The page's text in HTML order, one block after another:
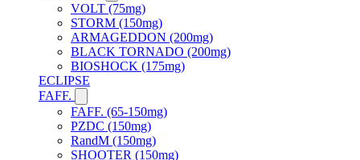
VOLT (75mg)
STORM (150mg)
ARMAGEDDON (200mg)
BLACK TORNADO (200mg)
BIOSHOCK (175mg)
ECLIPSE
FAFF.
FAFF. (65-150mg)
PZDC (150mg)
RandM (150mg)
SHOOTER (150mg)